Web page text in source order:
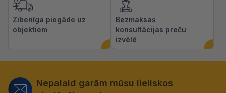
Zibenīga piegāde uz
objektiem
Bezmaksas
konsultācijas preču
izvēlē
Nepalaid garām mūsu lieliskos